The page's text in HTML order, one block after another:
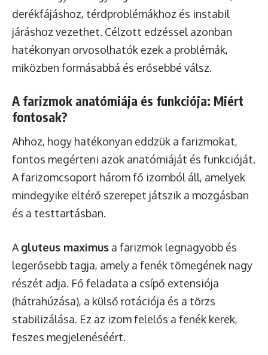
derékfájáshoz, térdproblémákhoz és instabil
járáshoz vezethet. Célzott edzéssel azonban
hatékonyan orvosolhatók ezek a problémák,
miközben formásabbá és erősebbé válsz.
A farizmok anatómiája és funkciója: Miért
fontosak?
Ahhoz, hogy hatékonyan eddzük a farizmokat,
fontos megérteni azok anatómiáját és funkcióját.
A farizomcsoport három fő izomból áll, amelyek
mindegyike eltérő szerepet játszik a mozgásban
és a testtartásban.
A gluteus maximus a farizmok legnagyobb és
legerősebb tagja, amely a fenék tömegének nagy
részét adja. Fő feladata a csípő extensiója
(hátrahúzása), a külső rotációja és a törzs
stabilizálása. Ez az izom felelős a fenék kerek,
feszes megjelenéséért.